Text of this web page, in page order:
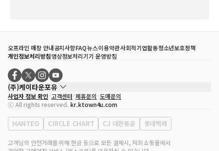
오프라인 매장 안내공지사항FAQ뉴스이용약관사회적기업활동청소년보호정책
개인정보처리방침영상정보처리기기 운영방침
(주)케이타운포유
대표자
송효민
사업자등록번호
120-87-71116
통신판매업 신고번호 제2011-서울강남-02223
대표전화
02-552-9855
사업자 정보 확인 고객센터 제휴문의 도매문의
ⓒ All rights reserved. kr.ktown4u.com
HANTEO CIRCLE CHART CJ 대한통운 롯데택배
고객님의 안전거래를 위해 현금 등으로 모든 결제시, 저희 쇼핑몰에서